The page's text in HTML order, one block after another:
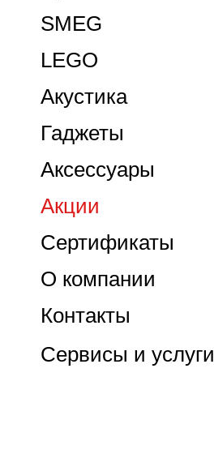
Контакты
О компании
Сертификаты
Акции
Аксессуары
Гаджеты
Акустика
LEGO
SMEG
Сервисы и услуги